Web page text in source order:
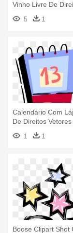
Vinho Livre De
Vetores - Taça
5 1
Calendário Com
De Direitos Vetores
Calendario E Lapis
1 1
Boose Clipart Shot